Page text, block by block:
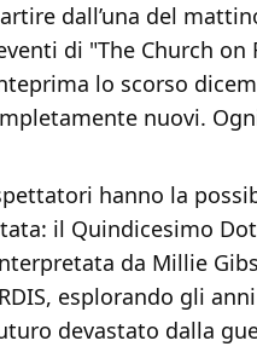
dall’una del
di "The Church on
lo scorso
nuovi.
hanno la
il Quindicesimo
da Millie
esplorando gli anni
devastato dalla